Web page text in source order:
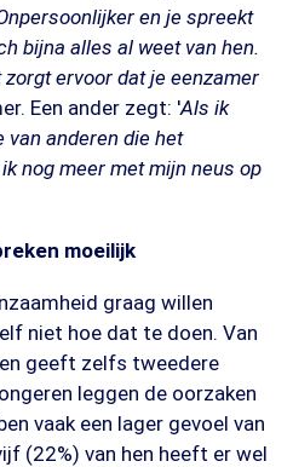
en je spreekt
bijna alles al weet van hen.
ervoor dat je eenzamer
Een ander zegt: 'Als ik
anderen die het
nog meer met mijn neus op
moeilijk
graag willen
niet hoe dat te doen. Van
geeft zelfs tweedere
leggen de oorzaken
vaak een lager gevoel van
(22%) van hen heeft er wel